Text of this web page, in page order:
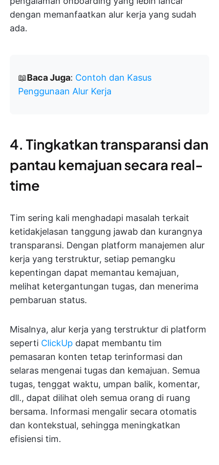
dengan memanfaatkan alur kerja yang sudah
ada.
📖Baca Juga: Contoh dan Kasus
Penggunaan Alur Kerja
4. Tingkatkan transparansi dan
pantau kemajuan secara real-
time
Tim sering kali menghadapi masalah terkait
ketidakjelasan tanggung jawab dan kurangnya
transparansi. Dengan platform manajemen alur
kerja yang terstruktur, setiap pemangku
kepentingan dapat memantau kemajuan,
melihat ketergantungan tugas, dan menerima
pembaruan status.
Misalnya, alur kerja yang terstruktur di platform
seperti ClickUp dapat membantu tim
pemasaran konten tetap terinformasi dan
selaras mengenai tugas dan kemajuan. Semua
tugas, tenggat waktu, umpan balik, komentar,
dll., dapat dilihat oleh semua orang di ruang
bersama. Informasi mengalir secara otomatis
dan kontekstual, sehingga meningkatkan
efisiensi tim.